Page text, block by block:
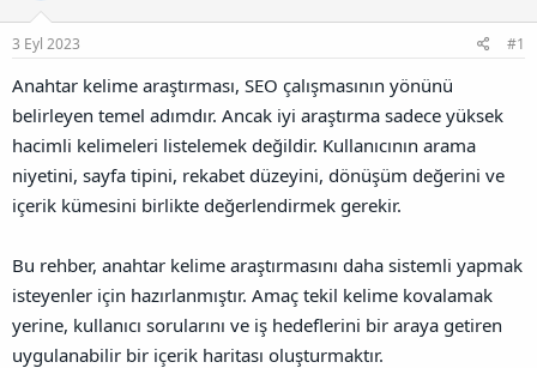
a
ş
a
t
n
ç
r
i
r
u
B
ğ
l
a
t
ı
n
ı
K
o
p
3 Eyl 2023 #1
Anahtar kelime araştırması, SEO çalışmasının yönünü
belirleyen temel adımdır. Ancak iyi araştırma sadece yüksek
hacimli kelimeleri listelemek değildir. Kullanıcının arama
niyetini, sayfa tipini, rekabet düzeyini, dönüşüm değerini ve
içerik kümesini birlikte değerlendirmek gerekir.
Bu rehber, anahtar kelime araştırmasını daha sistemli yapmak
isteyenler için hazırlanmıştır. Amaç tekil kelime kovalamak
yerine, kullanıcı sorularını ve iş hedeflerini bir araya getiren
uygulanabilir bir içerik haritası oluşturmaktır.